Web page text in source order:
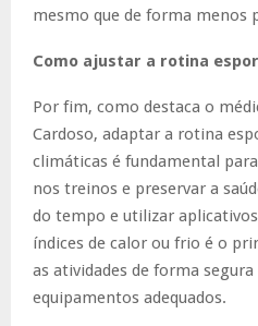
mesmo que de forma menos
Como ajustar a rotina
Por fim, como destaca o
Cardoso, adaptar a rotina
climáticas é fundamental
nos treinos e preservar a
do tempo e utilizar
índices de calor ou frio é o
as atividades de forma
equipamentos adequados.